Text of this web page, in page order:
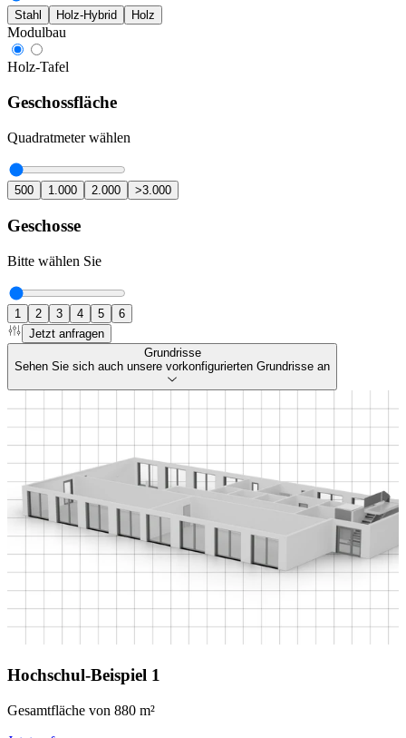
Stahl Holz-Hybrid Holz
Modulbau
Holz-Tafel
Geschossfläche
Quadratmeter wählen
500 1.000 2.000 >3.000
Geschosse
Bitte wählen Sie
1 2 3 4 5
6
Jetzt anfragen
Grundrisse
Sehen Sie sich auch unsere vorkonfigurierten Grundrisse an
Hochschul-Beispiel 1
Gesamtfläche von 880 m²